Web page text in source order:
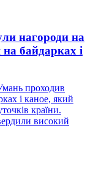
нагороди на
на байдарках і
проходив
і каное, який
країни.
високий